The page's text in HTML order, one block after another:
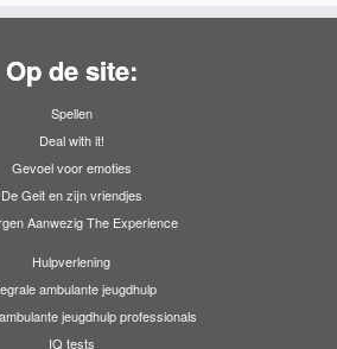
Op de site:
Spellen
Deal with it!
Gevoel voor emoties
De Geit en zijn vriendjes
Aanwezig The Experience
Hulpverlening
ambulante jeugdhulp
jeugdhulp professionals
IQ tests